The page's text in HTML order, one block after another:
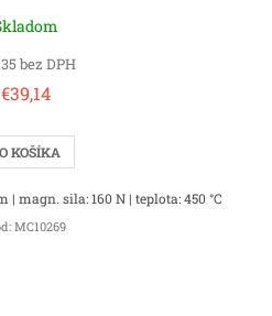
bez DPH
€39,14
KOŠÍKA
| magn. sila: 160 N | teplota: 450 °C
MC10269